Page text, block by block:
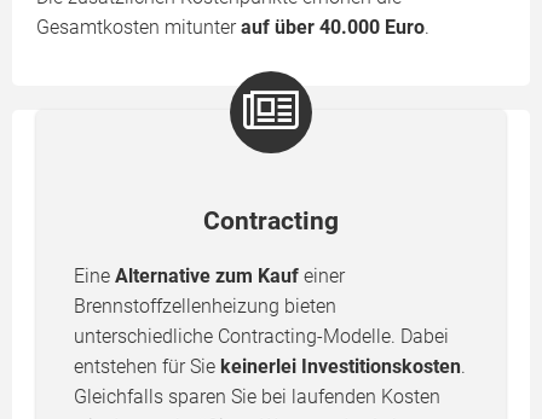
Gesamtkosten mitunterauf über 40.000 Euro.
Contracting
Eine Alternative zum Kauf einer
Brennstoffzellenheizung bieten
unterschiedliche Contracting-Modelle. Dabei
entstehen für Sie keinerlei Investitionskosten.
Gleichfalls sparen Sie bei laufenden Kosten